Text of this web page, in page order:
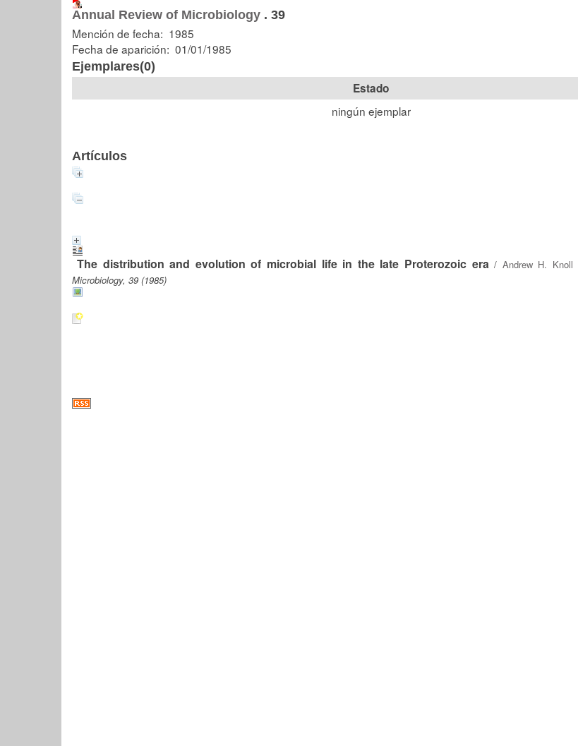
Annual Review of Microbiology . 39
Mención de fecha: 1985
Fecha de aparición: 01/01/1985
Ejemplares(0)
Estado
ningún ejemplar
Artículos
The distribution and evolution of microbial life in the late Proterozoic era/ Andrew H. Knoll
Microbiology, 39 (1985)